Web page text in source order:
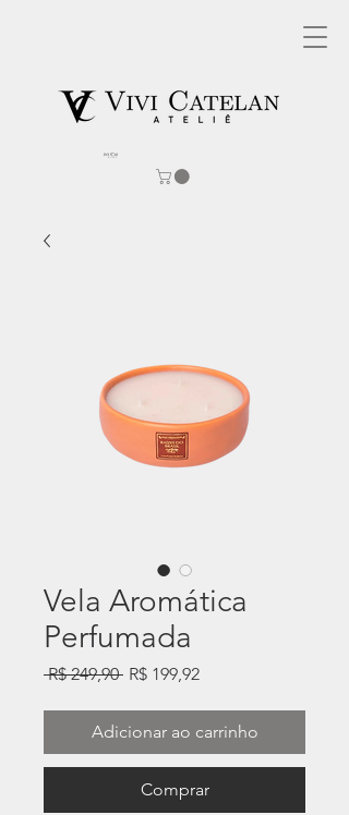
Vela Aromática
Perfumada
R$ 249,90 Preço
R$ 199,92Preço
Adicionar ao carrinho
Comprar